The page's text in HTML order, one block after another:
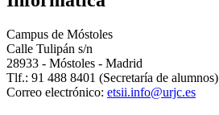
Campus de Móstoles
Calle Tulipán s/n
28933 - Móstoles - Madrid
Tlf.: 91 488 8401 (Secretaría de alumnos)
Correo electrónico: etsii.info@urjc.es